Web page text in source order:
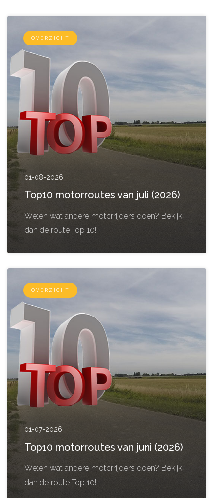
OVERZICHT
01-08-2026
Top10 motorroutes van juli (2026)
Weten wat andere motorrijders doen? Bekijk
dan de route Top 10!
OVERZICHT
01-07-2026
Top10 motorroutes van juni (2026)
Weten wat andere motorrijders doen? Bekijk
dan de route Top 10!